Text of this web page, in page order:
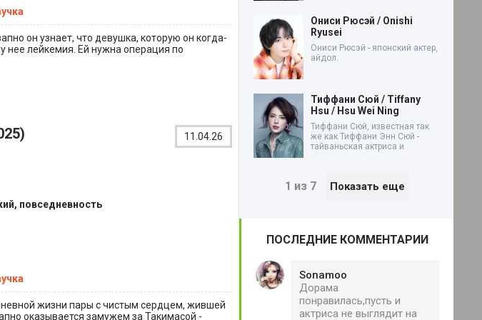
он узнает, что девушка, которую он когда-
нее лейкемия. Ей нужна операция по
11.04.26
повседневность
жизни пары с чистым сердцем, жившей
оказывается замужем за Такимасой -
Ониси Рюсэй / Onishi
Ryusei
Ониси Рюсэй - японский актер,
айдол.
Тиффани Сюй / Tiffany
Hsu / Hsu Wei Ning
Тиффани Сюй, известная так
же как Тиффани Энн Сюй -
тайваньская актриса и
1 из 7 Показать еще
ПОСЛЕДНИЕ КОММЕНТАРИИ
Sonamoo
Дорама
понравилась,пусть и
актриса не выглядит на